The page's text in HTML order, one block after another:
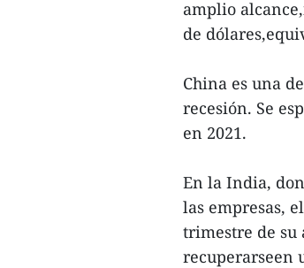
amplio
de
China es una
recesión. Se
en 2021.
En la India,
las empresas,
trimestre de su
recuperarseen